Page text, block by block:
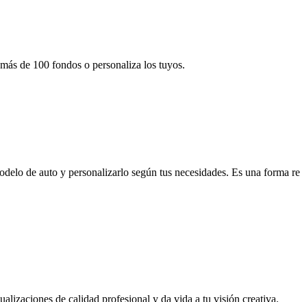
de 100 fondos o personaliza los tuyos.
de auto y personalizarlo según tus necesidades. Es una forma
de calidad profesional y da vida a tu visión creativa.